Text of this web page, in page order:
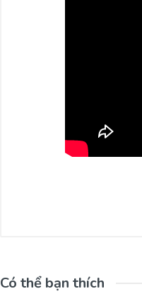
Có thể bạn thích